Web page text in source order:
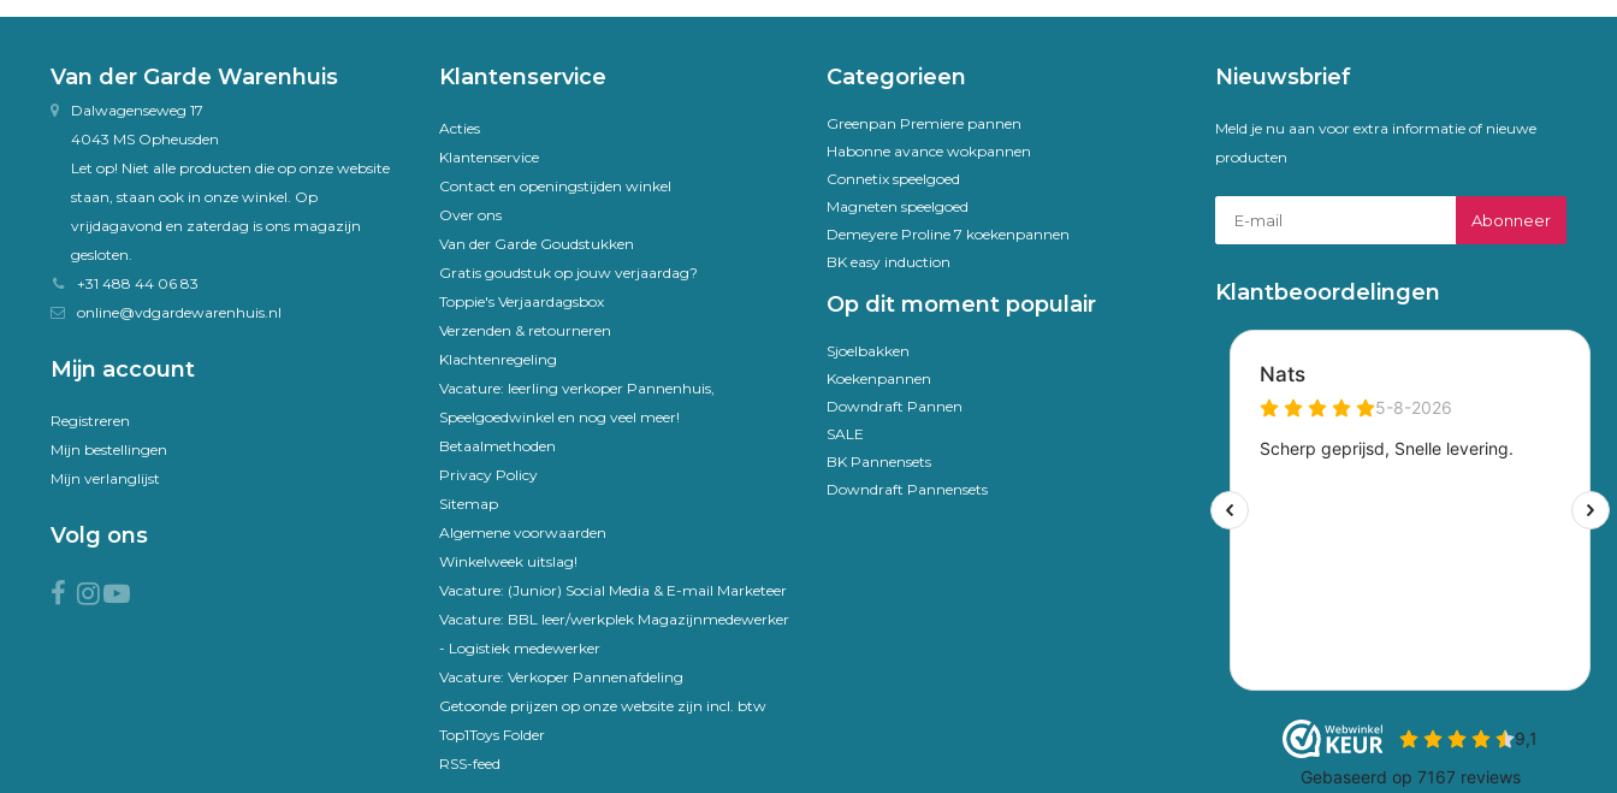
Van der Garde Warenhuis
Dalwagenseweg 17
4043 MS Opheusden
Let op! Niet alle producten die op onze website
staan, staan ook in onze winkel. Op
vrijdagavond en zaterdag is ons magazijn
gesloten.
+31 488 44 06 83
online@vdgardewarenhuis.nl
Mijn account
Registreren
Mijn bestellingen
Mijn verlanglijst
Volg ons
Klantenservice
Acties
Klantenservice
Contact en openingstijden winkel
Over ons
Van der Garde Goudstukken
Gratis goudstuk op jouw verjaardag?
Toppie's Verjaardagsbox
Verzenden & retourneren
Klachtenregeling
Vacature: leerling verkoper Pannenhuis,
Speelgoedwinkel en nog veel meer!
Betaalmethoden
Privacy Policy
Sitemap
Algemene voorwaarden
Winkelweek uitslag!
Vacature: (Junior) Social Media & E-mail Marketeer
Vacature: BBL leer/werkplek Magazijnmedewerker
- Logistiek medewerker
Vacature: Verkoper Pannenafdeling
Getoonde prijzen op onze website zijn incl. btw
Top1Toys Folder
RSS-feed
Categorieen
Greenpan Premiere pannen
Habonne avance wokpannen
Connetix speelgoed
Magneten speelgoed
Demeyere Proline 7 koekenpannen
BK easy induction
Op dit moment populair
Sjoelbakken
Koekenpannen
Downdraft Pannen
SALE
BK Pannensets
Downdraft Pannensets
Nieuwsbrief
Meld je nu aan voor extra informatie of nieuwe
producten
Abonneer
Klantbeoordelingen